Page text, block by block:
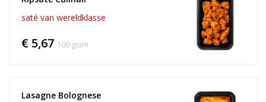
saté van wereldklasse
€ 5,67 100 gram
Lasagne Bolognese